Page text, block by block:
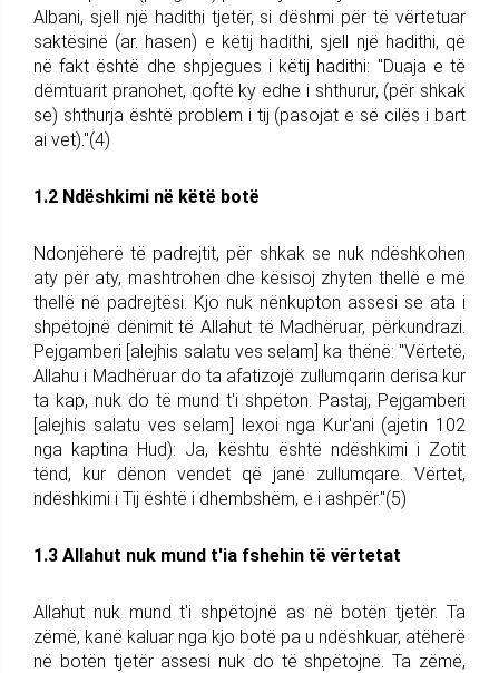
Albani, sjell një hadithi tjetër, si dëshmi për të vërtetuar
saktësinë (ar. hasen) e këtij hadithi, sjell një hadithi, që
në fakt është dhe shpjegues i këtij hadithi: "Duaja e të
dëmtuarit pranohet, qoftë ky edhe i shthurur, (për shkak
se) shthurja është problem i tij (pasojat e së cilës i bart
ai vet)."(4)
1.2 Ndëshkimi në këtë botë
Ndonjëherë të padrejtit, për shkak se nuk ndëshkohen
aty për aty, mashtrohen dhe kësisoj zhyten thellë e më
thellë në padrejtësi. Kjo nuk nënkupton assesi se ata i
shpëtojnë dënimit të Allahut të Madhëruar, përkundrazi.
Pejgamberi [alejhis salatu ves selam] ka thënë: "Vërtetë,
Allahu i Madhëruar do ta afatizojë zullumqarin derisa kur
ta kap, nuk do të mund t'i shpëton. Pastaj, Pejgamberi
[alejhis salatu ves selam] lexoi nga Kur'ani (ajetin 102
nga kaptina Hud): Ja, kështu është ndëshkimi i Zotit
tënd, kur dënon vendet që janë zullumqare. Vërtet,
ndëshkimi i Tij është i dhembshëm, e i ashpër."(5)
1.3 Allahut nuk mund t'ia fshehin të vërtetat
Allahut nuk mund t'i shpëtojnë as në botën tjetër. Ta
zëmë, kanë kaluar nga kjo botë pa u ndëshkuar, atëherë
në botën tjetër assesi nuk do të shpëtojnë. Ta zëmë,